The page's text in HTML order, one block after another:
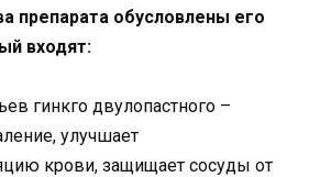
препарата обусловлены его
входят:
гинкго двулопастного –
улучшает
крови, защищает сосуды от